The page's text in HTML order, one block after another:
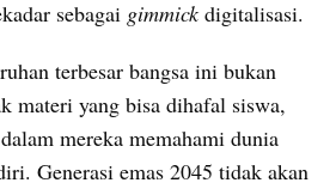
sebagai gimmick digitalisasi.
terbesar bangsa ini bukan
materi yang bisa dihafal siswa,
mereka memahami dunia
Generasi emas 2045 tidak akan